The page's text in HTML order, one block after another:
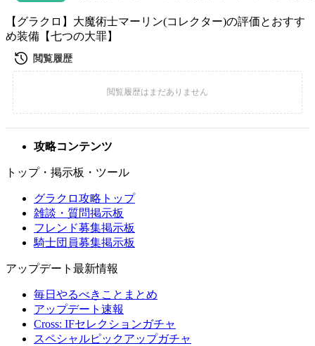
【グラクロ】大魔術士マーリン(コレクター)の評価とおすす
め装備【七つの大罪】
攻略コンテンツ
トップ・掲示板・ツール
グラクロ攻略トップ
雑談・質問掲示板
フレンド募集掲示板
騎士団員募集掲示板
アップデート最新情報
毎日やるべきことまとめ
アップデート速報
Cross: IFセレクションガチャ
スペシャルピックアップガチャ